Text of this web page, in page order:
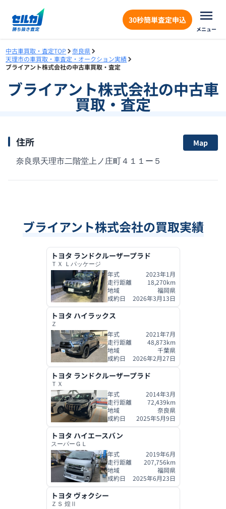
30秒簡単査定申込
メニュー
中古車買取・査定TOP
奈良県
天理市の車買取・車査定・オークション実績
ブライアント株式会社の中古車買取・査定
ブライアント株式会社の中古車
買取・査定
住所
奈良県天理市二階堂上ノ庄町４１１ー５
Map
ブライアント株式会社の買取実績
トヨタ ランドクルーザープラド
ＴＸ Ｌパッケージ
年式
2023年1月
走行距離
18,270km
地域
福岡県
成約日
2026年3月13日
トヨタ ハイラックス
Ｚ
年式
2021年7月
走行距離
48,873km
地域
千葉県
成約日
2026年2月27日
トヨタ ランドクルーザープラド
ＴＸ
年式
2014年3月
走行距離
72,439km
地域
奈良県
成約日
2025年5月9日
トヨタ ハイエースバン
スーパーＧＬ
年式
2019年6月
走行距離
207,756km
地域
福岡県
成約日
2025年6月23日
トヨタ ヴォクシー
ＺＳ 煌Ⅱ